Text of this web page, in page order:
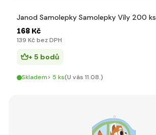
Janod Samolepky Samolepky Víly 200 ks
168 Kč
139 Kč bez DPH
+ 5 bodů
Skladem> 5 ks(U vás 11.08.)